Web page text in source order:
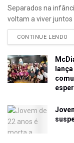
Separados na
voltam a viver juntos
CONTINUE LENDO